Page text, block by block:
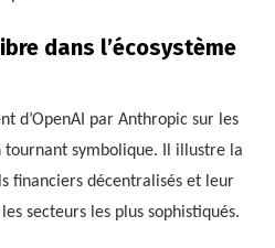
dans l’écosystème
d’OpenAI par Anthropic sur les
tournant symbolique. Il illustre la
financiers décentralisés et leur
secteurs les plus sophistiqués.